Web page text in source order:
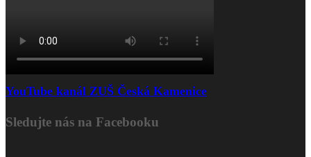
YouTube kanál ZUŠ Česká Kamenice
Sledujte nás na Facebooku